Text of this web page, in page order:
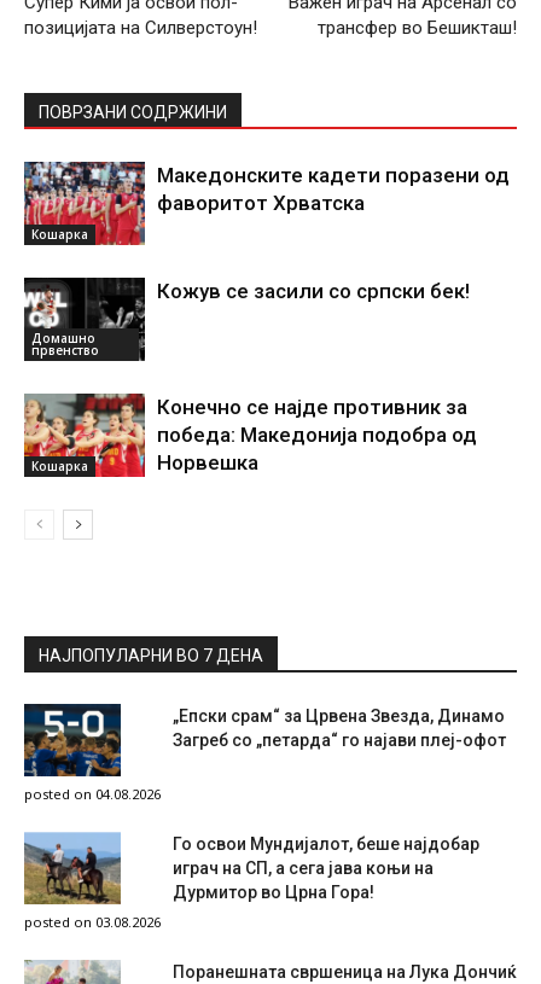
позицијата на Силверстоун!
трансфер во Бешикташ!
ПОВРЗАНИ СОДРЖИНИ
Кошарка
Македонските кадети поразени од
фаворитот Хрватска
Домашно
првенство
Кожув се засили со српски бек!
Кошарка
Конечно се најде противник за
победа: Македонија подобра од
Норвешка
НАЈПОПУЛАРНИ ВО 7 ДЕНА
„Епски срам“ за Црвена Звезда, Динамо
Загреб со „петарда“ го најави плеј-офот
posted on 04.08.2026
Го освои Мундијалот, беше најдобар
играч на СП, а сега јава коњи на
Дурмитор во Црна Гора!
posted on 03.08.2026
Поранешната свршеница на Лука Дончиќ